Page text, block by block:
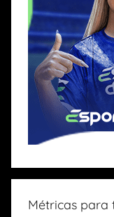
Métricas para